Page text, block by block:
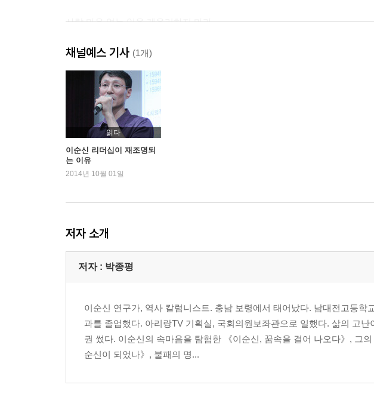
사람 마음 얻는 일을 게을리하지 마라
이순신을 만든 책 (2) _ 《사마법》
함께 사는 것만이 리더의 살 길이다
양편·兩便
이순신을 만든 책 (3) _ 《역대병요》
자신부터 책임을 다하는 리더
부집·不?
이순신을 만든 책 (4) _ 《시경》
흔들림 없는 리더십은 어디에서 오는가
정중여산 급여풍뢰·靜重如山 急如風雷
채널예스 기사 (1개)
읽다
이순신 리더십이 재조명되
는 이유
2014년 10월 01일
저자 소개
저자 : 박종평
이순신 연구가, 역사 칼럼니스트. 충남 보령에서 태어났다. 남대전고등
과를 졸업했다. 아리랑TV 기획실, 국회의원보좌관으로 일했다. 삶의 고
권 썼다. 이순신의 속마음을 탐험한 《이순신, 꿈속을 걸어 나오다》, 그
순신이 되었나》, 불패의 명...